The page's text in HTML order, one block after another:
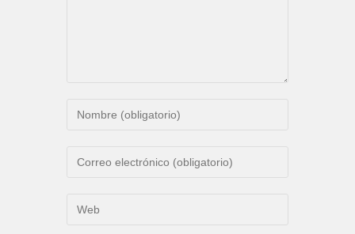
Introduce
de
Introduce
de
Introduce